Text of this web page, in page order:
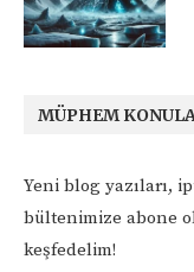
MÜPHEM
Yeni blog yazıları,
bültenimize abone
keşfedelim!